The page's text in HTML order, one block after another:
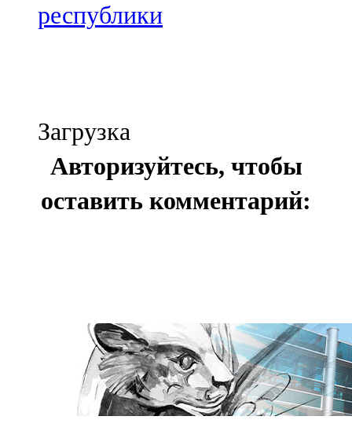
республики
Загрузка
Авторизуйтесь, чтобы
оставить комментарий: